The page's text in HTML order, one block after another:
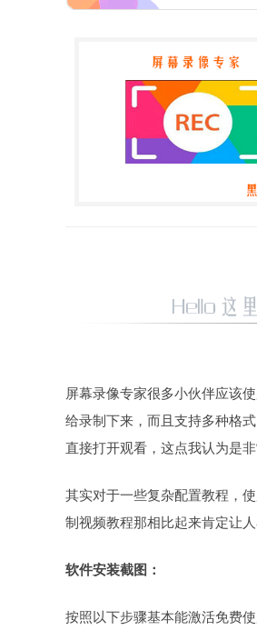
屏幕录像专家很多小伙伴应该
给录制下来，而且支持多种格
直接打开观看，这点我认为是
其实对于一些复杂配置教程，
制视频教程那相比起来肯定让
软件安装截图：
按照以下步骤基本能激活免费